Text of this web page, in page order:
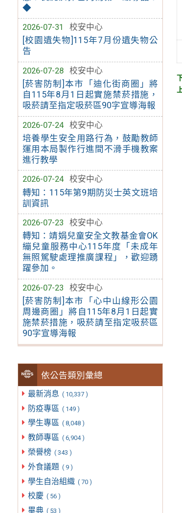
◆
2026-07-31
校安中心
[校園遺失物]115年7月份遺失物公
告
2026-07-28
校安中心
[菸害防制]本市「迪化街商圈」將
自115年8月1日起實施禁菸措施，
吸菸請至指定吸菸區90字宣導海報
2026-07-24
校安中心
培養學生安全用路行為，鼓勵教師
運用本局製作行進間不滑手機教案
進行教學
2026-07-24
校安中心
轉知：115年第9期防災士英文班培
訓資訊
2026-07-23
校安中心
轉知：靖娟兒童安全文教基金會OK
繃兒童服務中心115年度「未成年
無照駕駛處理推廣課程」，歡迎踴
躍參加。
2026-07-23
校安中心
[菸害防制]本市「心中山線形公園
周邊商圈」將自115年8月1日起實
施禁菸措施，吸菸請至指定吸菸區
90字宣導海報
依公告類別彙總
最新消息 ( 10,337 )
防疫專區 ( 149 )
學生專區 ( 8,048 )
教師專區 ( 6,904 )
榮譽榜 ( 343 )
外食議題 ( 9 )
學生自治組織 ( 70 )
校慶 ( 56 )
畢典 ( 53 )